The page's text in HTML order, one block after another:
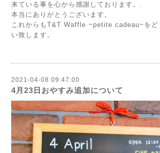
来ている事を心から感謝しております。.
本当にありがとうございます。
これからもT&T Waffle ~petite cadeau~をど
い致します。
2021-04-08 09:47:00
4月23日おやすみ追加について